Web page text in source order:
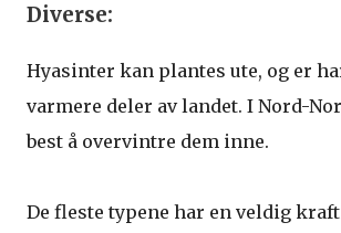
Diverse:
Hyasinter kan plantes ute, og er
varmere deler av landet. I Nord-
best å overvintre dem inne.
De fleste typene har en veldig